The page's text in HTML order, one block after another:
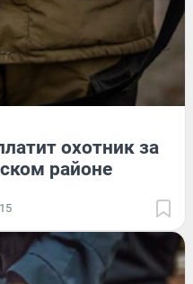
охотник за
районе
15